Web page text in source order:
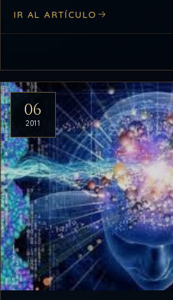
IR AL ARTÍCULO
06
2011